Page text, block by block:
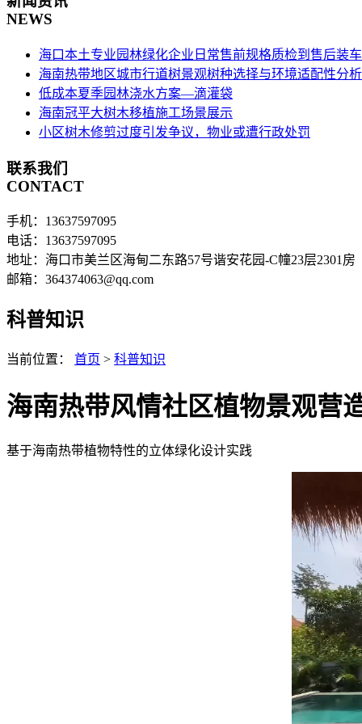
NEWS
海口本土专业园林绿化企业日常售前规格质检到售后装
海南热带地区城市行道树景观树种选择与环境适配性分析
低成本夏季园林浇水方案—滴灌袋
海南冠平大树木移植施工场景展示
小区树木修剪过度引发争议，物业或遭行政处罚
联系我们
CONTACT
手机：13637597095
电话：13637597095
地址：海口市美兰区海甸二东路57号谐安花园-C幢23层2301房
邮箱：364374063@qq.com
科普知识
当前位置： 首页 > 科普知识
海南热带风情社区植物景观营
基于海南热带植物特性的立体绿化设计实践